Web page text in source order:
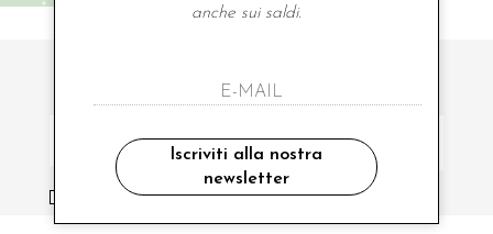
ISCRIVITI ALLA NOSTRA NEWSLETTER
ho letto ed accettato le condizioni sulla privacy.
anche sui saldi.
Iscriviti alla nostra
newsletter